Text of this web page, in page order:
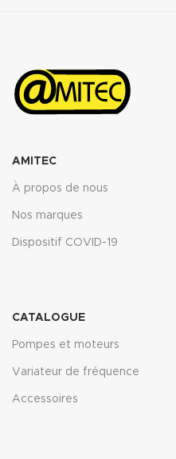
AMITEC
À propos de nous
Nos marques
Dispositif COVID-19
CATALOGUE
Pompes et moteurs
Variateur de fréquence
Accessoires